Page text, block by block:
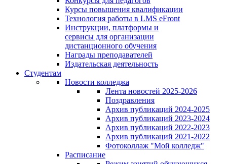
Курсы повышения квалификации
Технология работы в LMS eFront
Инструкции, платформы и
сервисы для организации
дистанционного обучения
Награды преподавателей
Издательская деятельность
Студентам
Новости колледжа
Лента новостей 2025-2026
Поздравления
Архив публикаций 2024-2025
Архив публикаций 2023-2024
Архив публикаций 2022-2023
Архив публикаций 2021-2022
Фотоколлаж "Мой колледж"
Расписание